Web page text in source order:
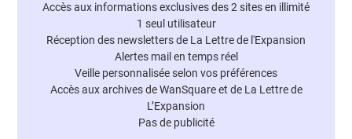
Accès aux informations exclusives des 2 sites en illimité
1 seul utilisateur
Réception des newsletters de La Lettre de l'Expansion
Alertes mail en temps réel
Veille personnalisée selon vos préférences
Accès aux archives de WanSquare et de La Lettre de
L’Expansion
Pas de publicité